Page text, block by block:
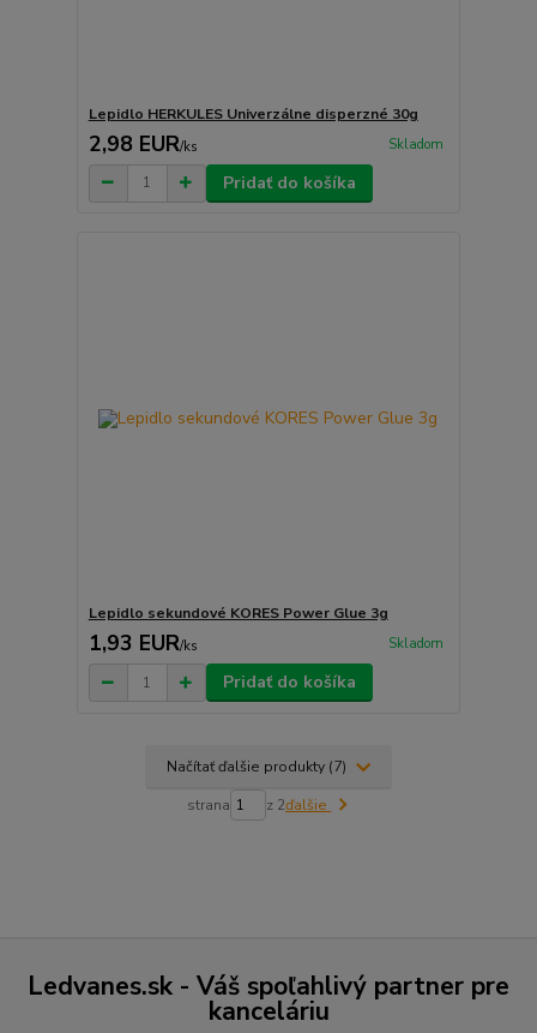
Lepidlo HERKULES Univerzálne disperzné 30g
2,98 EUR/ks Skladom
Pridať do košíka
Lepidlo sekundové KORES Power Glue 3g
1,93 EUR/ks Skladom
Pridať do košíka
Načítať ďalšie produkty (7)
strana z 2ďalšie
Ledvanes.sk - Váš spoľahlivý partner pre
kanceláriu